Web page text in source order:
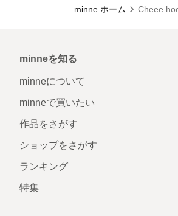
minne ホーム Cheee
minneを知る
minneについて
minneで買いたい
作品をさがす
ショップをさがす
ランキング
特集